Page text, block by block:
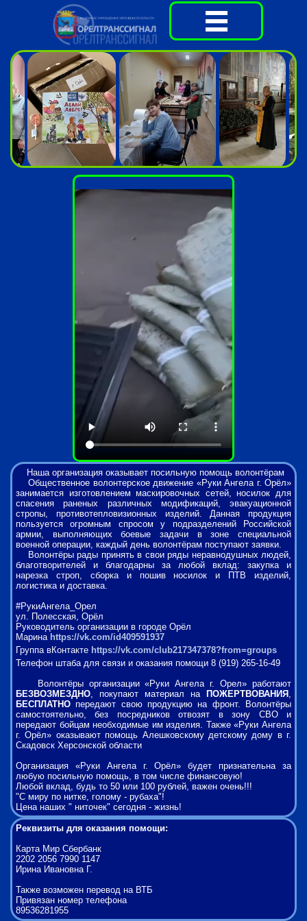
Наша организация оказывает посильную помощь волонтёрам
Общественное волонтерское движение «Руки Ангела г. Орёл»
занимается изготовлением маскировочных сетей, носилок для
спасения раненых различных модификаций, эвакуационной
стропы, противотепловизионных изделий. Данная продукция
пользуется огромным спросом у подразделений Российской
армии, выполняющих боевые задачи в зоне специальной
военной операции, каждый день волонтёрам поступают заявки.
Волонтёры рады принять в свои ряды неравнодушных людей,
благотворителей и благодарны за любой вклад: закупка и
нарезка строп, сборка и пошив носилок и ПТВ изделий,
логистика и доставка.
#РукиАнгела_Орел
ул. Полесская, Орёл
Руководитель организации в городе Орёл
Марина https://vk.com/id409591937
Группа вКонтакте https://vk.com/club217347378?from=groups
Телефон штаба для связи и оказания помощи 8 (919) 265-16-49
Волонтёры организации «Руки Ангела г. Орел» работают
БЕЗВОЗМЕЗДНО, покупают материал на ПОЖЕРТВОВАНИЯ ,
БЕСПЛАТНОпередают свою продукцию на фронт. Волонтёры
самостоятельно, без посредников отвозят в зону СВО и
передают бойцам необходимые им изделия. Также «Руки Ангела
г. Орёл» оказывают помощь Алешковскому детскому дому в г.
Скадовск Херсонской области
Организация «Руки Ангела г. Орёл» будет признательна за
любую посильную помощь, в том числе финансовую!
Любой вклад, будь то 50 или 100 рублей, важен очень!!!
"С миру по нитке, голому - рубаха"!
Цена наших " ниточек" сегодня - жизнь!
Реквизиты для оказания помощи:
Карта Мир Сбербанк
2202 2056 7990 1147
Ирина Ивановна Г.
Также возможен перевод на ВТБ
Привязан номер телефона
89536281955